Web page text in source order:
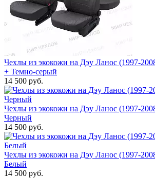
Чехлы из экокожи на Дэу Ланос (1997-
+ Темно-серый
14 500 руб.
Чехлы из экокожи на Дэу Ланос (1997-
Черный
14 500 руб.
Чехлы из экокожи на Дэу Ланос (1997-
Белый
14 500 руб.